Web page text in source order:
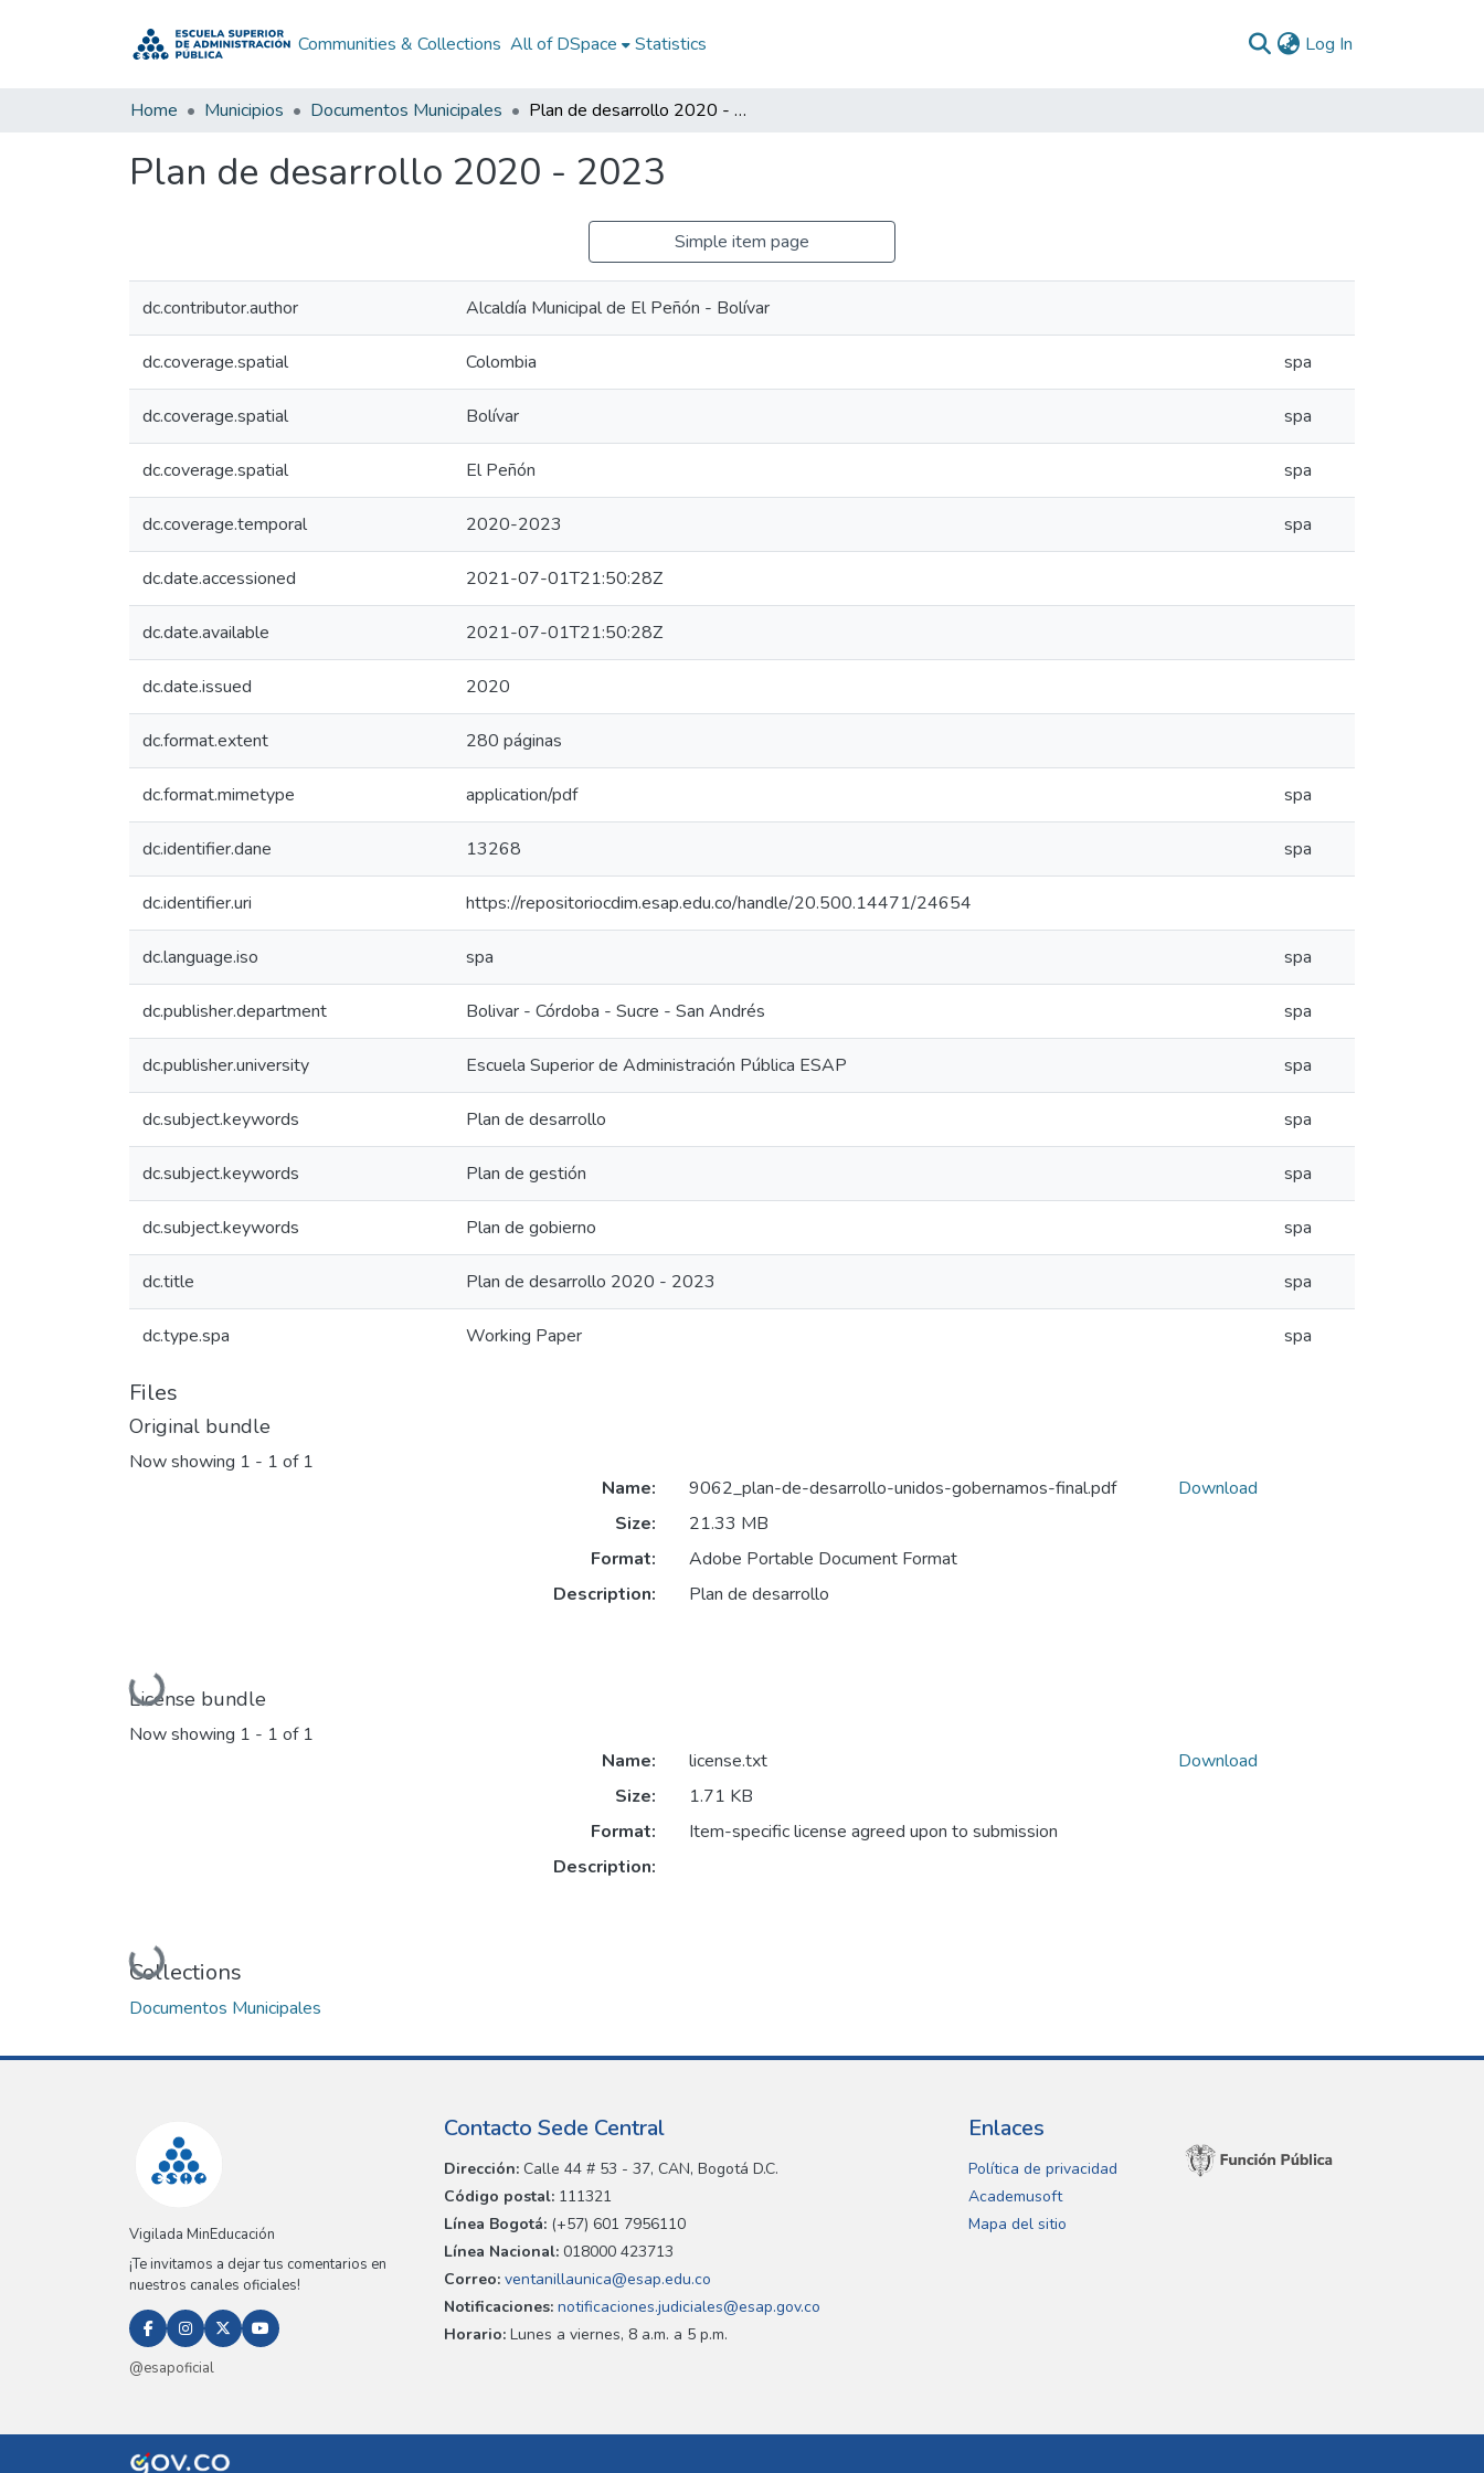
Communities & Collections All of DSpace Statistics Log In
Home Municipios Documentos Municipales Plan de desarrollo 2020 - 2023
Plan de desarrollo 2020 - 2023
Simple item page
dc.contributor.author Alcaldía Municipal de El Peñón - Bolívar
dc.coverage.spatial Colombia spa
dc.coverage.spatial Bolívar spa
dc.coverage.spatial El Peñón spa
dc.coverage.temporal 2020-2023 spa
dc.date.accessioned 2021-07-01T21:50:28Z
dc.date.available 2021-07-01T21:50:28Z
dc.date.issued 2020
dc.format.extent 280 páginas
dc.format.mimetype application/pdf spa
dc.identifier.dane 13268 spa
dc.identifier.uri https://repositoriocdim.esap.edu.co/handle/20.500.14471/24654
dc.language.iso spa spa
dc.publisher.department Bolivar - Córdoba - Sucre - San Andrés spa
dc.publisher.university Escuela Superior de Administración Pública ESAP spa
dc.subject.keywords Plan de desarrollo spa
dc.subject.keywords Plan de gestión spa
dc.subject.keywords Plan de gobierno spa
dc.title Plan de desarrollo 2020 - 2023 spa
dc.type.spa Working Paper spa
Files
Original bundle
Now showing 1 - 1 of 1
Loading...
Name:
9062_plan-de-desarrollo-unidos-gobernamos-final.pdf
Size:
21.33 MB
Format:
Adobe Portable Document Format
Description:
Plan de desarrollo
Download
License bundle
Now showing 1 - 1 of 1
Loading...
Name:
license.txt
Size:
1.71 KB
Format:
Item-specific license agreed upon to submission
Description:
Download
Collections
Documentos Municipales
Vigilada MinEducación
¡Te invitamos a dejar tus comentarios en
nuestros canales oficiales!
@esapoficial
Contacto Sede Central
Dirección: Calle 44 # 53 - 37, CAN, Bogotá D.C.
Código postal: 111321
Línea Bogotá: (+57) 601 7956110
Línea Nacional: 018000 423713
Correo: ventanillaunica@esap.edu.co
Notificaciones: notificaciones.judiciales@esap.gov.co
Horario: Lunes a viernes, 8 a.m. a 5 p.m.
Enlaces
Política de privacidad
Academusoft
Mapa del sitio